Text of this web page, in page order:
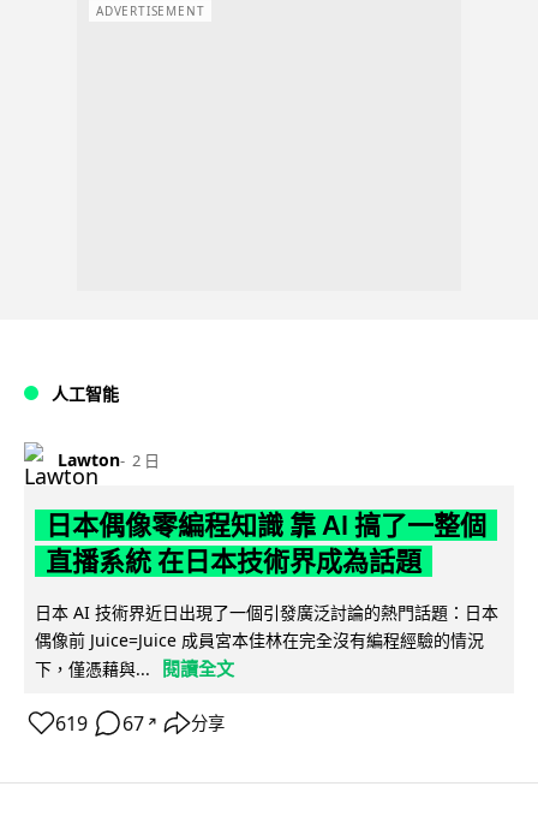
ADVERTISEMENT
人工智能
Lawton 2 日
日本偶像零編程知識 靠 AI 搞了一整個
直播系統 在日本技術界成為話題
日本 AI 技術界近日出現了一個引發廣泛討論的熱門話題：日本
偶像前 Juice=Juice 成員宮本佳林在完全沒有編程經驗的情況
下，僅憑藉與...
閱讀全文
619 67 ↗ 分享